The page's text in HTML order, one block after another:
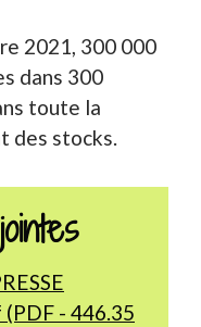
2021, 300 000
dans 300
toute la
des stocks.
- 446.35